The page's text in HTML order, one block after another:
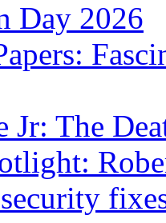
Day 2026
Jr: The